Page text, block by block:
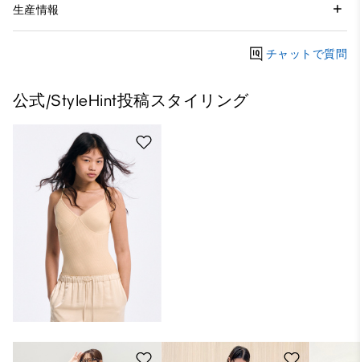
生産情報
チャットで質問
公式/StyleHint投稿スタイリング